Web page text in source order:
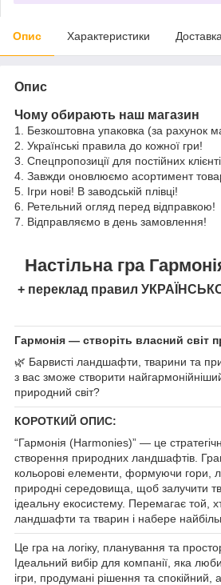
Опис Характеристики Доставка
Опис
Чому обирають наш магазин
1. Безкоштовна упаковка (за рахунок
2. Українські правила до кожної гри!
3. Спецпропозиції для постійних
4. Завжди оновлюємо асортимент
5. Ігри нові! В заводській плівці!
6. Ретельний огляд перед відправкою!
7. Відправляємо в день замовлення!
Настільна гра
+ переклад правил
Гармонія — створіть власний світ
🌿 Барвисті ландшафти, тварини та
з вас зможе створити
природний світ?
КОРОТКИЙ ОПИС:
“Гармонія (Harmonies)” — це
створення природних ландшафтів.
кольорові елементи, формуючи гори,
природні середовища, щоб залучити
ідеальну екосистему. Перемагає той,
ландшафти та тварин і набере
Це гра на логіку, планування та
Ідеальний вибір для компанії, яка
ігри, продумані рішення та спокійний,